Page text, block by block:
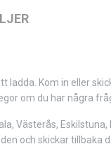
Kom in eller
om du har några
Västerås,
och skickar tillbaka